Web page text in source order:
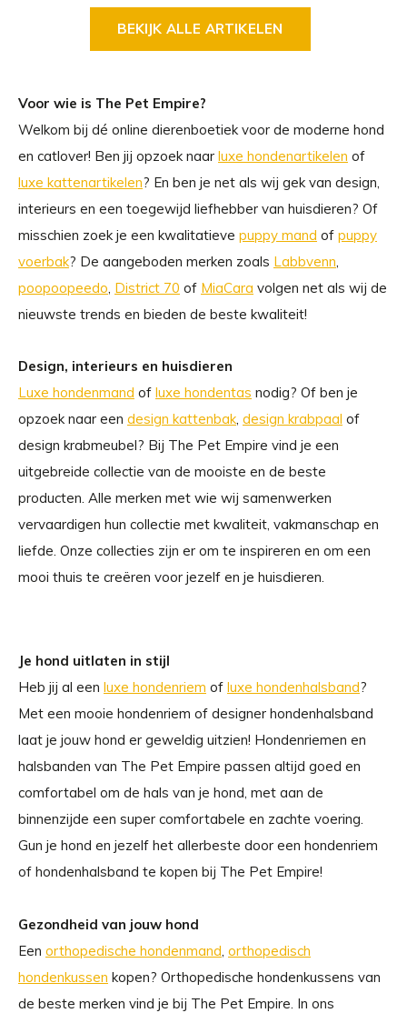
BEKIJK ALLE ARTIKELEN
Voor wie is The Pet Empire?
Welkom bij dé online dierenboetiek voor de moderne hond
en catlover! Ben jij opzoek naar luxe hondenartikelen of
luxe kattenartikelen? En ben je net als wij gek van design,
interieurs en een toegewijd liefhebber van huisdieren? Of
misschien zoek je een kwalitatieve puppy mand of puppy
voerbak? De aangeboden merken zoals Labbvenn
poopoopeedo District 70 of MiaCara volgen net als wij de
nieuwste trends en bieden de beste kwaliteit!
Design, interieurs en huisdieren
Luxe hondenmand of luxe hondentas nodig? Of ben je
opzoek naar een design kattenbak design krabpaal of
design krabmeubel? Bij The Pet Empire vind je een
uitgebreide collectie van de mooiste en de beste
producten. Alle merken met wie wij samenwerken
vervaardigen hun collectie met kwaliteit, vakmanschap en
liefde. Onze collecties zijn er om te inspireren en om een ​​
mooi thuis te creëren voor jezelf en je huisdieren.
Je hond uitlaten in stijl
Heb jij al een luxe hondenriem of luxe hondenhalsband?
Met een mooie hondenriem of designer hondenhalsband
laat je jouw hond er geweldig uitzien! Hondenriemen en
halsbanden van The Pet Empire passen altijd goed en
comfortabel om de hals van je hond, met aan de
binnenzijde een super comfortabele en zachte voering.
Gun je hond en jezelf het allerbeste door een hondenriem
of hondenhalsband te kopen bij The Pet Empire!
Gezondheid van jouw hond
Een orthopedische hondenmand orthopedisch
hondenkussen kopen? Orthopedische hondenkussens van
de beste merken vind je bij The Pet Empire. In ons